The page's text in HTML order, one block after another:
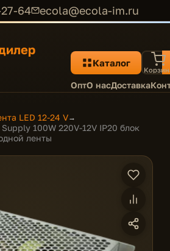
64 ecola@ecola-im.ru
Каталог
ОптО насДоставка
LED 12-24 V→
100W 220V-12V IP20 блок
ленты